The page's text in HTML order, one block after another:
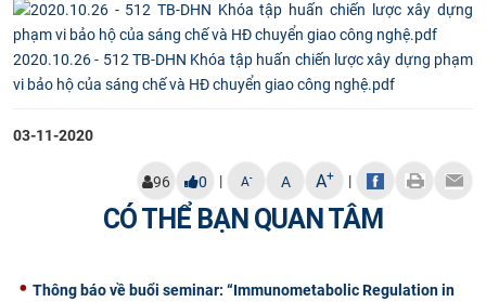
2020.10.26 - 512 TB-DHN Khóa tập huấn chiến lược xây dựng phạm
vi bảo hộ của sáng chế và HĐ chuyển giao công nghệ.pdf
03-11-2020
96 0 | A- A A+ |
CÓ THỂ BẠN QUAN TÂM
Thông báo về buổi seminar: “Immunometabolic Regulation in